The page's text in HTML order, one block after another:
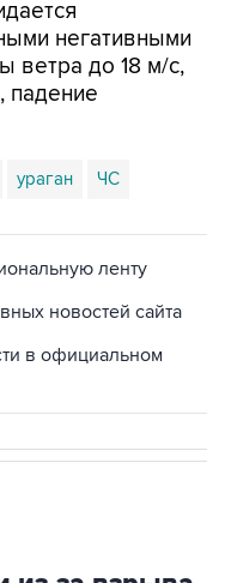
до 18 м/с,
падение
новостей сайта
в официальном
за взрыва